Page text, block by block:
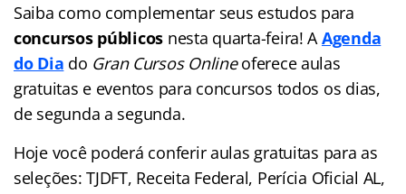
Saiba como complementar seus estudos para
concursos públicos nesta quarta-feira! AAgenda
do Dia do Gran Cursos Onlineoferece aulas
gratuitas e eventos para concursos todos os dias,
de segunda a segunda.
Hoje você poderá conferir aulas gratuitas para as
seleções: TJDFT, Receita Federal, Perícia Oficial AL,